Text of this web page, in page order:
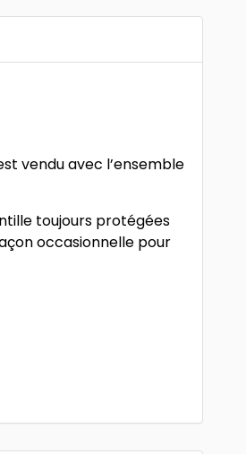
vendu avec l’ensemble
toujours protégées
occasionnelle pour